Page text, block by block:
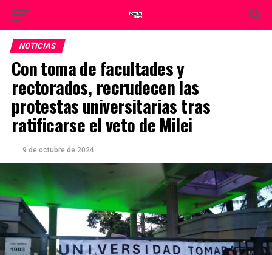
NOTICIAS
Con toma de facultades y
rectorados, recrudecen las
protestas universitarias tras
ratificarse el veto de Milei
9 de octubre de 2024